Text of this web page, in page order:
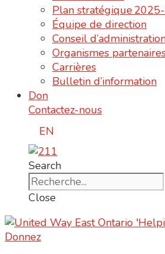
Plan stratégique
Équipe de direction
Conseil
Organismes
Carrières
Bulletin d’information
Don
Contactez-nous
EN
Search
Close
Donnez